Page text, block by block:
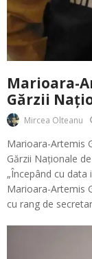
Marioara-
Gărzii
Mircea Olteanu
Marioara-Artemis
Gărzii Naționale
„Începând cu
Marioara-Artemis
cu rang de